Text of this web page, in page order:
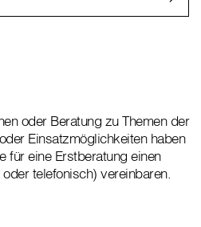
oder Beratung zu Themen der
Einsatzmöglichkeiten haben
für eine Erstberatung einen
telefonisch) vereinbaren.